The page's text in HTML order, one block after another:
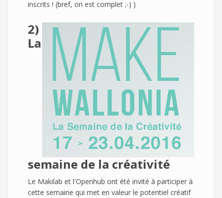
inscrits ! (bref, on est complet ;-) )
2)
La
semaine de la créativité
Le Makilab et l'Openhub ont été invité à participer à
cette semaine qui met en valeur le potentiel créatif